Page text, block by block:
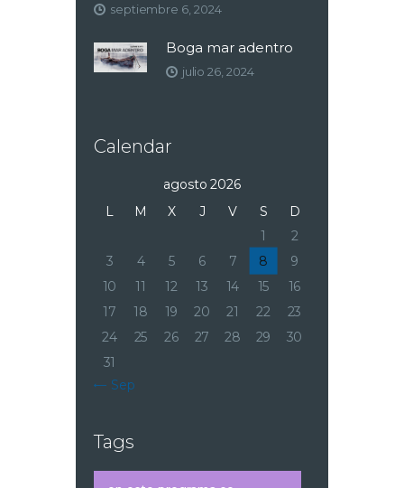
septiembre 6, 2024
Boga mar adentro
julio 26, 2024
Calendar
agosto 2026
L
M X J V S
D
1
2
3
4 5 6 7 8
9
10
11 12 13 14 15
16
17
18 19 20 21 22
23
24
25 26 27 28 29
30
31
« Sep
Tags